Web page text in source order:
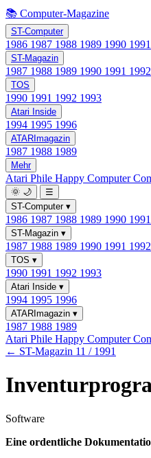
📚 Computer-Magazine
ST-Computer
1986 1987 1988 1989 1990 1991
ST-Magazin
1987 1988 1989 1990 1991 1992
TOS
1990 1991 1992 1993
Atari Inside
1994 1995 1996
ATARImagazin
1987 1988 1989
Mehr
Atari Phile Happy Computer
🌞 🌙
☰
ST-Computer ▾
1986 1987 1988 1989 1990 1991
ST-Magazin ▾
1987 1988 1989 1990 1991 1992
TOS ▾
1990 1991 1992 1993
Atari Inside ▾
1994 1995 1996
ATARImagazin ▾
1987 1988 1989
Atari Phile Happy Computer
← ST-Magazin 11 / 1991
Software
Eine ordentliche